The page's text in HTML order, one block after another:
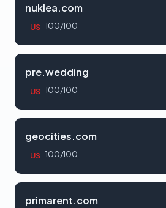
nuklea.com
US 100/100
pre.wedding
US 100/100
geocities.com
US 100/100
primarent.com